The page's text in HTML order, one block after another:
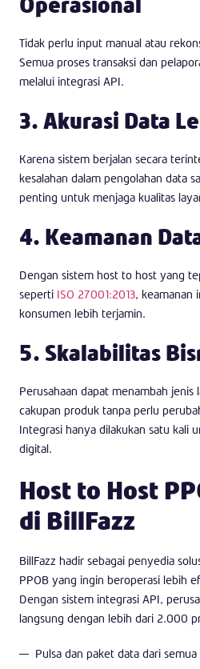
Tidak perlu input manual atau
Semua proses transaksi dan
melalui integrasi API.
3. Akurasi Data
Karena sistem berjalan secara
kesalahan dalam pengolahan data
penting untuk menjaga kualitas
4. Keamanan
Dengan sistem host to host yang
seperti ISO 27001:2013, keamanan
konsumen lebih terjamin.
5. Skalabilitas
Perusahaan dapat menambah
cakupan produk tanpa perlu
Integrasi hanya dilakukan satu kali
digital.
Host to Host
di BillFazz
BillFazz hadir sebagai penyedia
PPOB yang ingin beroperasi lebih
Dengan sistem integrasi API,
langsung dengan lebih dari 2.000
Pulsa dan paket data dari